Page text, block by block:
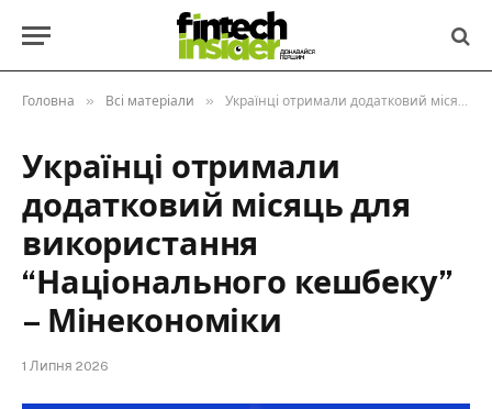
Головна » Всі матеріали » Українці отримали додатковий місяць для використання “Національного кешбеку” – Мінекономіки
Українці отримали
додатковий місяць для
використання
“Національного кешбеку”
– Мінекономіки
1 Липня 2026